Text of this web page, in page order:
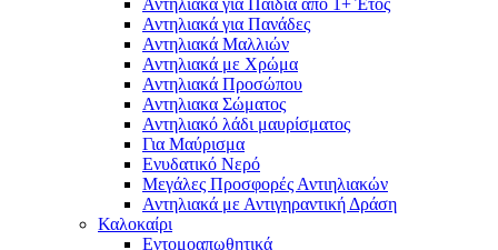
Αντηλιακά για Παιδιά από 1+ Έτος
Αντηλιακά για Πανάδες
Αντηλιακά Μαλλιών
Αντηλιακά με Χρώμα
Αντηλιακά Προσώπου
Αντηλιακα Σώματος
Αντηλιακό λάδι μαυρίσματος
Για Μαύρισμα
Ενυδατικό Νερό
Μεγάλες Προσφορές Αντιηλιακών
Αντηλιακά με Αντιγηραντική Δράση
Καλοκαίρι
Εντομοαπωθητικά